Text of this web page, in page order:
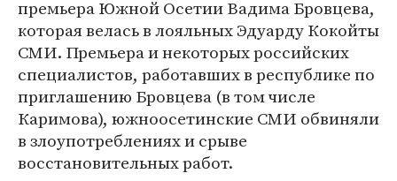
премьера Южной Осетии Вадима Бровцева,
которая велась в лояльных Эдуарду Кокойты
СМИ. Премьера и некоторых российских
специалистов, работавших в республике по
приглашению Бровцева (в том числе
Каримова), южноосетинские СМИ обвиняли
в злоупотреблениях и срыве
восстановительных работ.